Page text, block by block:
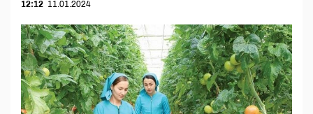
12:12 11.01.2024